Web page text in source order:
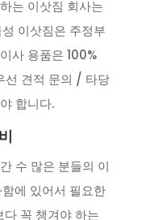
는 이삿짐 회사는
이삿짐은 주정부
사 용품은 100%
선 견적 문의 / 타당
합니다.
수 많은 분들의 이
에 있어서 필요한
다 꼭 챙겨야 하는